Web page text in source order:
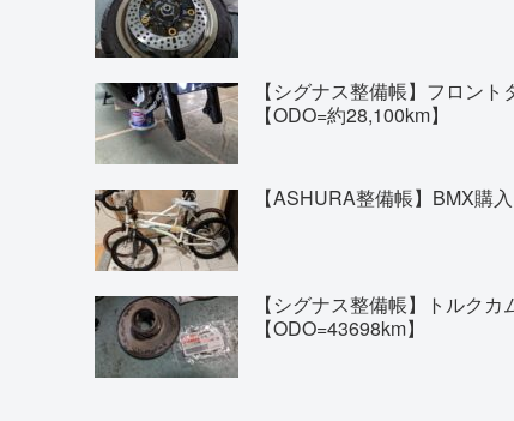
【シグナス整備帳】フロン
【ODO=約28,100km】
【ASHURA整備帳】BMX購
【シグナス整備帳】トルク
【ODO=43698km】